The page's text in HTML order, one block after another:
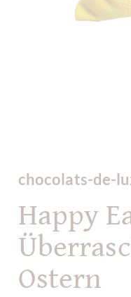
chocolats-de-
Happy
Ostern